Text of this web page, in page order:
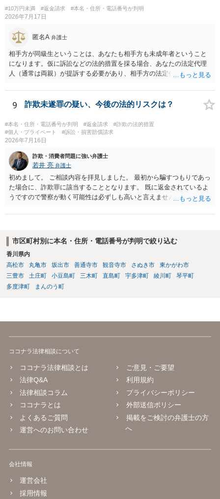
仮に回収できたとしても弁護士費用を差し引いた実質回収分はかなり
少なくなる可能性もあるように思います。
#10万円未満 #返金請求 #本名・住所・電話番号が判明
2026年7月17日
匿名A 弁護士
相手方が同級生ということは、あなたも相手方も未成年者ということ
になります。仮に訴訟などの法的措置を採る場合、あなたの法定代理
人（通常は両親）が提訴する必要があり、相手方の法定代理人（通常
話し合いで解決した方がよい問題だと思います。
9 詐欺未遂罪の疑い、今後の法的リスクは？
#本名・住所・電話番号が判明 #返金請求
#詐欺の法的措置
#個人・プライベート
#訴訟・損害賠償請求
2026年7月16日
詐欺・消費者問題に強い弁護士
若井 亮 弁護士
初めまして。 ご相談内容を拝見しました。 最初から騙すつもりであっ
た場合に、詐欺罪に該当することとなります。 既に返金されているよ
うですので警察が動く可能性は必ずしも高いと言えませんが、万が
であったが、途中で怖くなり辞退したうえで返金した、とご説明いた
市区町村別に本名・住所・電話番号が判明で絞り込む
香川県内
高松市
丸亀市 坂出市 善通寺市 観音寺市 さぬき市
東かがわ市
三豊市
土庄町 小豆島町 三木町 直島町 宇多津町 綾川町
琴平町
多度津町
まんのう町
ココナラ法律相談について
ココナラ法律相談とは
法律Q&A
法律相談コラム
ココナラとは
よくあるご質問
運営へのお問い合わせ
ご意見・ご要望
利用規約
プライバシーポリシー
外部送信ポリシー
掲載をご検討の弁護士の方
へ
会社情報
運営会社
採用情報